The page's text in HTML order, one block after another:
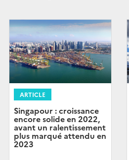
ARTICLE
Singapour : croissance
encore solide en 2022,
avant un ralentissement
plus marqué attendu en
2023